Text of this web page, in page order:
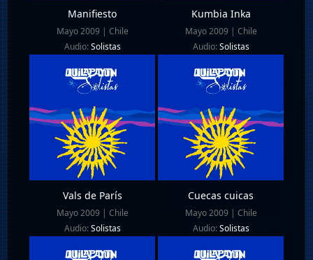
Manifiesto
Mayo 2009 | Chile
Audio:Solistas
Kumbia Inka
Mayo 2009 | Chile
Audio:Solistas
Vals de París
Mayo 2009 | Chile
Audio:Solistas
Cuecas cuicas
Mayo 2009 | Chile
Audio:Solistas